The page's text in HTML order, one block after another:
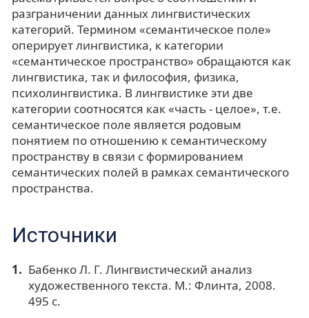
разграничении данных лингвистических
категорий. Термином «семантическое поле»
оперирует лингвистика, к категории
«семантическое пространство» обращаются как
лингвистика, так и философия, физика,
психолингвистика. В лингвистике эти две
категории соотносятся как «часть - целое», т.е.
семантическое поле является родовым
понятием по отношению к семантическому
пространству в связи с формированием
семантических полей в рамках семантического
пространства.
Источники
Бабенко Л. Г. Лингвистический анализ
художественного текста. М.: Флинта, 2008.
495 с.